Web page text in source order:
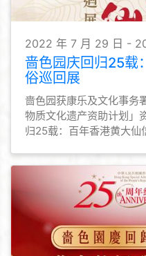
2022 年 7 月 29 日 -
啬色园庆回归25载
俗巡回展
啬色园获康乐及文化事务
物质文化遗产资助计划」
归25载：百年香港黄大仙